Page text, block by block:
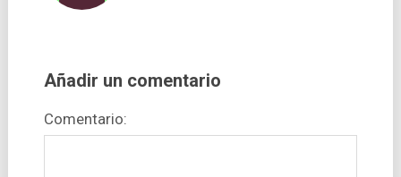
Añadir un comentario
Comentario: